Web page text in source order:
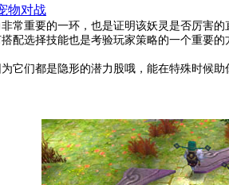
物对战
重要的一环，也是证明该妖灵是否厉害
配选择技能也是考验玩家策略的一个重要的
们都是隐形的潜力股哦，能在特殊时候助